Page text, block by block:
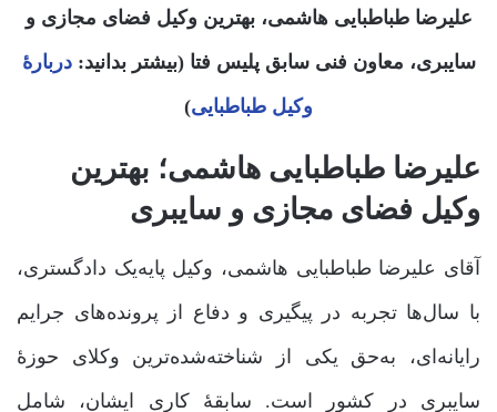
علیرضا طباطبایی هاشمی، بهترین وکیل فضای مجازی و
سایبری، معاون فنی سابق پلیس فتا (بیشتر بدانید:دربارۀ
وکیل طباطبایی)
علیرضا طباطبایی هاشمی؛ بهترین
وکیل فضای مجازی و سایبری
آقای علیرضا طباطبایی هاشمی، وکیل پایه‌یک دادگستری،
با سال‌ها تجربه در پیگیری و دفاع از پرونده‌های جرایم
رایانه‌ای، به‌حق یکی از شناخته‌شده‌ترین وکلای حوزۀ
سایبری در کشور است. سابقۀ کاری ایشان، شامل